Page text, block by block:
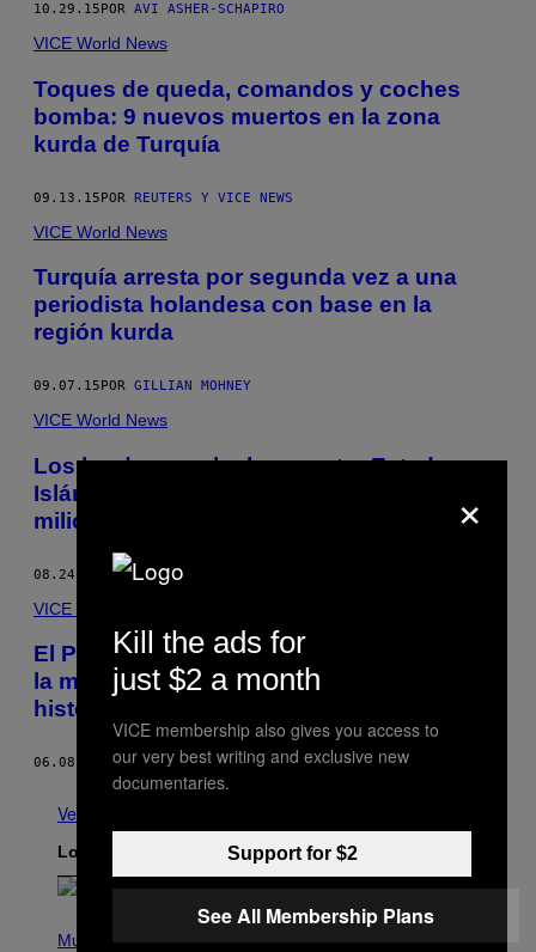
10.29.15 POR AVI ASHER-SCHAPIRO
VICE World News
Toques de queda, comandos y coches
bomba: 9 nuevos muertos en la zona
kurda de Turquía
09.13.15POR REUTERS Y VICE NEWS
VICE World News
Turquía arresta por segunda vez a una
periodista holandesa con base en la
región kurda
09.07.15 POR GILLIAN MOHNEY
VICE World News
Los kurdos que luchan contra Estado
Islámico, en cólera por la muerte de una
miliciana
08.24.15 POR XANTHE ACKERMAN
VICE World News
El Presidente turco Tayyip Erdogan pierde
la mayoría absoluta en unas elecciones
históricas
06.08.15 PORJOHN BECK
Ver todo
Lo más reciente
H
Music
×
Kill the ads for
just $2 a month
VICE membership also gives you access to
our very best writing and exclusive new
documentaries.
Support for $2
See All Membership Plans